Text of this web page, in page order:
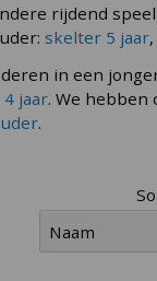
rijdend
skelter 5 jaar,
in een
jaar. We hebben
.